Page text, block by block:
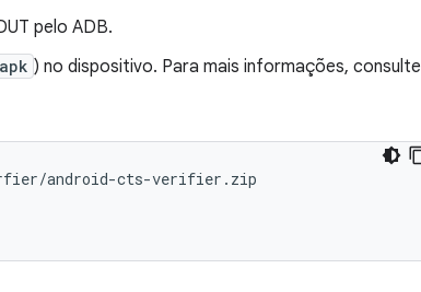
pelo ADB.
) no dispositivo. Para mais informações, consulte
android-cts-verifier.zip